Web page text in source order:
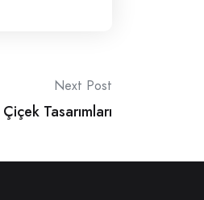
Next Post
Tasarımları